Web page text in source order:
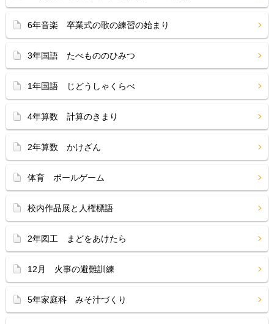
6年音楽 卒業式の歌の練習の始まり
3年国語 たべもののひみつ
1年国語 じどうしゃくらべ
4年算数 計算のきまり
2年算数 かけざん
体育 ボールゲーム
校内作品展と人権標語
2年図工 まどをあけたら
12月 火事の避難訓練
5年家庭科 みそ汁づくり